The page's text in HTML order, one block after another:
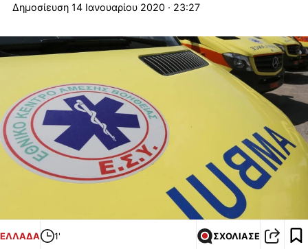
14 Ιανουαρίου 2020 · 23:27
ΕΛΛΑΔΑ 1' ΣΧΟΛΙΑΣΕ